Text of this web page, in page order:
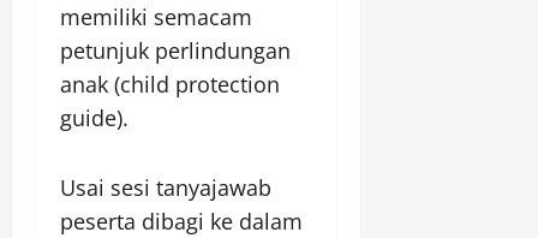
memiliki semacam
petunjuk perlindungan
anak (child protection
guide).
Usai sesi tanyajawab
peserta dibagi ke dalam